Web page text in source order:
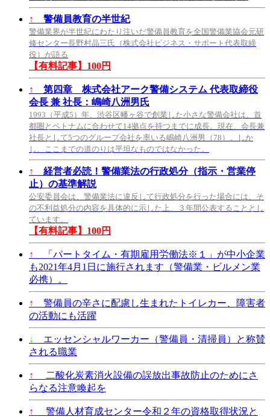
↑ 警備員教育の半世紀
警備業界が半世紀にわたり注いだ警備員教育を全国警備業協会元研
修センター長野村晶三氏（株式会社ビジネス・サポート代表取締
役）が語る
【有料記事】100円
↑
第四章 株式会社アーク警備システム 代表取締役
会長 兼 社長：嶋崎八洲男氏
1993（平成5）年、渋谷区幡ヶ谷で創業した小さな警備会社は、首
都圏とベトナムに合わせて14拠点を持つまでに成長。現在、会長兼
社長として5つのグループ会社を率いる嶋崎八洲男（78）。しか
し、ここまでの道のりは平坦なものではなかった。
↑
経営者必読！警備業法の行政処分（指示・営業停
止）の基準解説
公安委員会は、警備業法に違反して行政処分を行った場合には、そ
の不利益処分の内容を具体的に示した上、３年間公表することとし
ています。
【有料記事】100円
↑
「パートタイム・有期雇用労働法※１」が中小企業
も2021年4月1日に施行されます（警備業・ビルメン業
必携）。
↑
警備員の辛さに配慮し生まれたトイレカー、障害者
の活動にも活躍
↓
エッセンシャルワーカー（警備員・清掃員）と称賛
される職業
↑
二酸化炭素消火設備の誤放出事故防止のためにさ
らなる注意喚起を
↑
警備人材育成センター令和２年の資格取得状況と